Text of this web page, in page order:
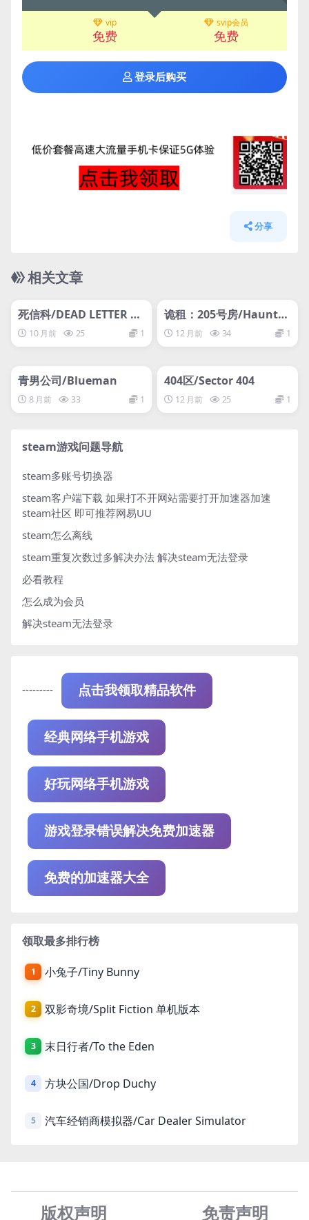
vip
免费
svip会员
免费
登录后购买
分享
相关文章
死信科/DEAD LETTER DE
PT.10 月前 25 1
诡租：205号房/Haunted
Room : 205
12 月前 34 1
青男公司/Blueman
8 月前 33 1
404区/Sector 404
12 月前 25 1
steam游戏问题导航
steam多账号切换器
steam客户端下载 如果打不开网站需要打开加速器加速
steam社区 即可推荐网易UU
steam怎么离线
steam重复次数过多解决办法 解决steam无法登录
必看教程
怎么成为会员
解决steam无法登录
--------- 点击我领取精品软件
经典网络手机游戏
好玩网络手机游戏
游戏登录错误解决免费加速器
免费的加速器大全
领取最多排行榜
1 小兔子/Tiny Bunny
2 双影奇境/Split Fiction 单机版本
3 末日行者/To the Eden
4 方块公国/Drop Duchy
5 汽车经销商模拟器/Car Dealer Simulator
版权声明 免责声明